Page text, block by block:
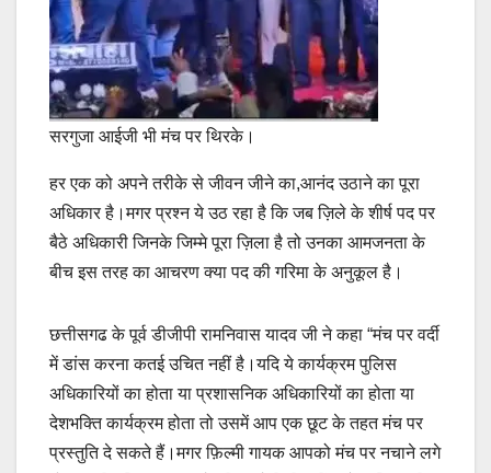
सरगुजा आईजी भी मंच पर थिरके।
हर एक को अपने तरीके से जीवन जीने का,आनंद उठाने का पूरा
अधिकार है।मगर प्रश्न ये उठ रहा है कि जब ज़िले के शीर्ष पद पर
बैठे अधिकारी जिनके जिम्मे पूरा ज़िला है तो उनका आमजनता के
बीच इस तरह का आचरण क्या पद की गरिमा के अनुकूल है।
छत्तीसगढ के पूर्व डीजीपी रामनिवास यादव जी ने कहा “मंच पर वर्दी
में डांस करना कतई उचित नहीं है।यदि ये कार्यक्रम पुलिस
अधिकारियों का होता या प्रशासनिक अधिकारियों का होता या
देशभक्ति कार्यक्रम होता तो उसमें आप एक छूट के तहत मंच पर
प्रस्तुति दे सकते हैं।मगर फ़िल्मी गायक आपको मंच पर नचाने लगे